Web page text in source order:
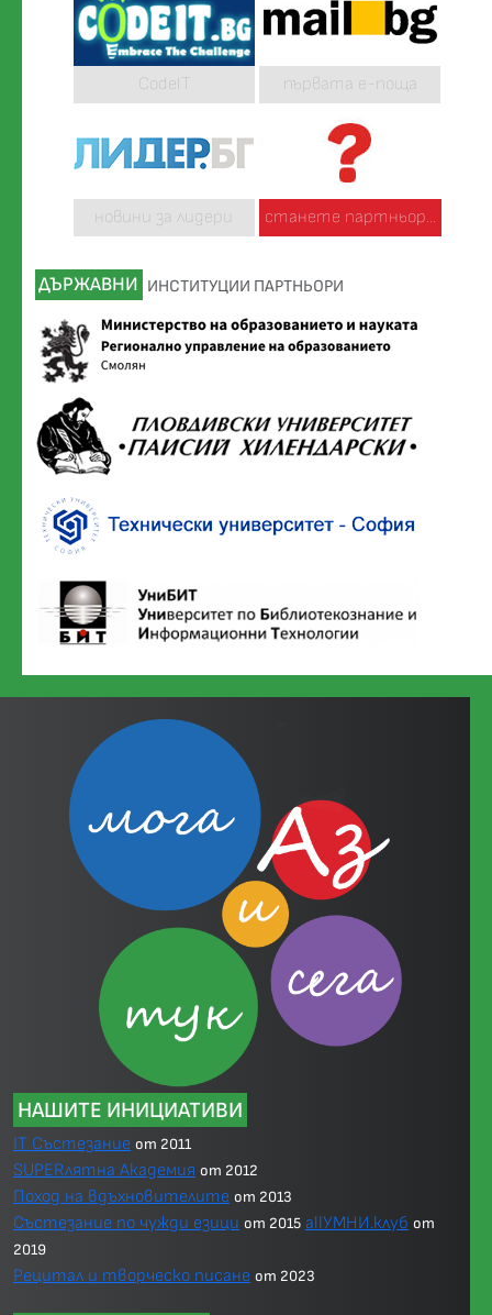
CodeIT първата е-поща
новини за лидери станете партньор...
ДЪРЖАВНИ ИНСТИТУЦИИ ПАРТНЬОРИ
НАШИТЕ ИНИЦИАТИВИ
IT Състезание от 2011
SUPERлятна Академия от 2012
Поход на вдъхновителите от 2013
Състезание по чужди езици от 2015 allУМНИ.клуб от
2019
Рецитал и творческо писане от 2023